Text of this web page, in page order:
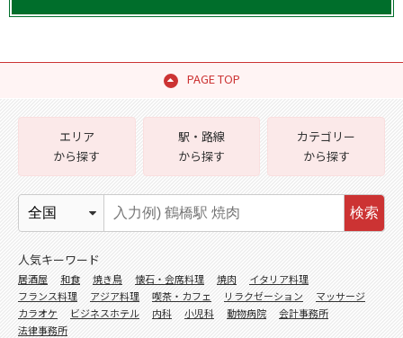
PAGE TOP
エリア
から探す
駅・路線
から探す
カテゴリー
から探す
検索
人気キーワード
居酒屋 和食 焼き鳥 懐石・会席料理 焼肉
イタリア料理
フランス料理
アジア料理 喫茶・カフェ リラクゼーション
マッサージ
カラオケ
ビジネスホテル 内科 小児科 動物病院
会計事務所
法律事務所